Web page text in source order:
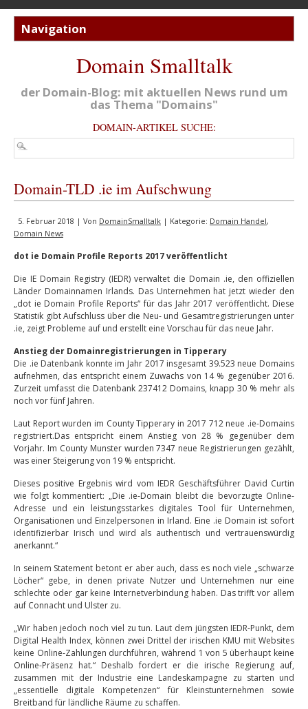
Domain Smalltalk
der Domain-Blog: mit aktuellen News rund um
das Thema "Domains"
DOMAIN-ARTIKEL SUCHE:
Domain-TLD .ie im Aufschwung
5. Februar 2018 | Von DomainSmalltalk | Kategorie: Domain Handel,
Domain News
dot ie Domain Profile Reports 2017 veröffentlicht
Die IE Domain Registry (IEDR) verwaltet die Domain .ie, den offiziellen
Länder Domainnamen Irlands. Das Unternehmen hat jetzt wieder den
„dot ie Domain Profile Reports“ für das Jahr 2017 veröffentlicht. Diese
Statistik gibt Aufschluss über die Neu- und Gesamtregistrierungen unter
.ie, zeigt Probleme auf und erstellt eine Vorschau für das neue Jahr.
Anstieg der Domainregistrierungen in Tipperary
Die .ie Datenbank konnte im Jahr 2017 insgesamt 39.523 neue Domains
aufnehmen, das entspricht einem Zuwachs von 14 % gegenüber 2016.
Zurzeit umfasst die Datenbank 237412 Domains, knapp 30 % mehr als
noch vor fünf Jahren.
Laut Report wurden im County Tipperary in 2017 712 neue .ie-Domains
registriert.Das entspricht einem Anstieg von 28 % gegenüber dem
Vorjahr. Im County Munster wurden 7347 neue Registrierungen gezählt,
was einer Steigerung von 19 % entspricht.
Dieses positive Ergebnis wird vom IEDR Geschäftsführer David Curtin
wie folgt kommentiert: „Die .ie-Domain bleibt die bevorzugte Online-
Adresse und ein leistungsstarkes digitales Tool für Unternehmen,
Organisationen und Einzelpersonen in Irland. Eine .ie Domain ist sofort
identifizierbar Irisch und wird als authentisch und vertrauenswürdig
anerkannt.“
In seinem Statement betont er aber auch, dass es noch viele „schwarze
Löcher“ gebe, in denen private Nutzer und Unternehmen nur eine
schlechte oder gar keine Internetverbindung haben. Das trifft vor allem
auf Connacht und Ulster zu.
„Wir haben jedoch noch viel zu tun. Laut dem jüngsten IEDR-Punkt, dem
Digital Health Index, können zwei Drittel der irischen KMU mit Websites
keine Online-Zahlungen durchführen, während 1 von 5 überhaupt keine
Online-Präsenz hat.“ Deshalb fordert er die irische Regierung auf,
zusammen mit der Industrie eine Landeskampagne zu starten und
„essentielle digitale Kompetenzen“ für Kleinstunternehmen sowie
Breitband für ländliche Räume zu schaffen.